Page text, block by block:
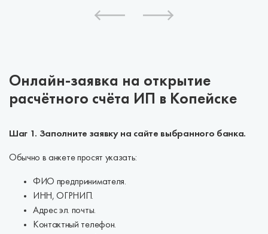
Онлайн-заявка на открытие
расчётного счёта ИП в Копейске
Шаг 1. Заполните заявку на сайте выбранного банка.
Обычно в анкете просят указать:
ФИО предпринимателя.
ИНН, ОГРНИП.
Адрес эл. почты.
Контактный телефон.